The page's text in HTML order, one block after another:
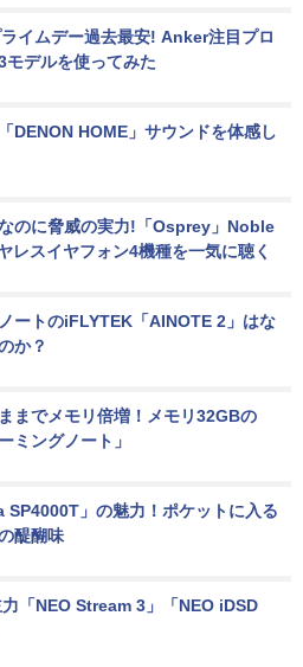
イムデー過去最安! Anker注目プロ
モデルを使ってみた
DENON HOME」サウンドを体感し
のに脅威の実力!「Osprey」Noble
レスイヤフォン4機種を一気に聴く
ートのiFLYTEK「AINOTE 2」はな
か？
までメモリ倍増！メモリ32GBの
ミングノート」
SP4000T」の魅力！ポケットに入る
醍醐味
「NEO Stream 3」「NEO iDSD